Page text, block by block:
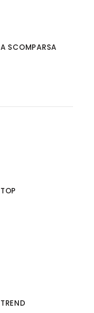
A SCOMPARSA
TOP
TREND